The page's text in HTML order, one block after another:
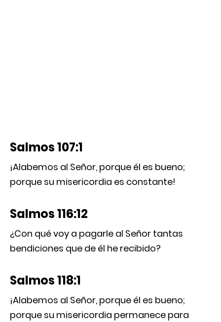
Salmos 107:1
¡Alabemos al Señor, porque él es bueno;
porque su misericordia es constante!
Salmos 116:12
¿Con qué voy a pagarle al Señor tantas
bendiciones que de él he recibido?
Salmos 118:1
¡Alabemos al Señor, porque él es bueno;
porque su misericordia permanece para